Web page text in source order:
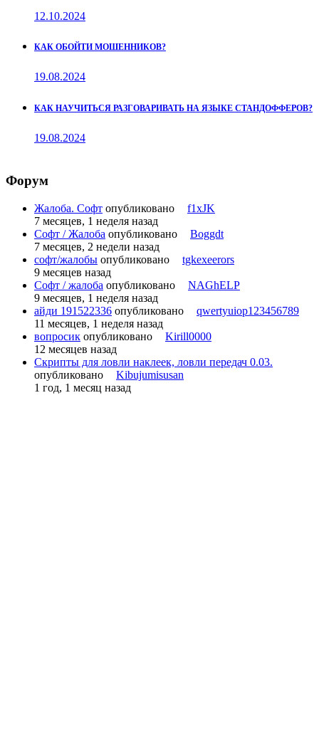
12.10.2024
КАК ОБОЙТИ МОШЕННИКОВ?
19.08.2024
КАК НАУЧИТЬСЯ РАЗГОВАРИВАТЬ НА ЯЗЫКЕ СТАНДОФФЕРОВ?
19.08.2024
Форум
Жалоба. Софт опубликовано
f1xJK
7 месяцев, 1 неделя назад
Софт / Жалоба опубликовано
Boggdt
7 месяцев, 2 недели назад
софт/жалобы опубликовано
tgkexeerors
9 месяцев назад
Софт / жалоба опубликовано
NAGhELP
9 месяцев, 1 неделя назад
айди 191522336 опубликовано
qwertyuiop123456789
11 месяцев, 1 неделя назад
вопросик опубликовано
Kirill0000
12 месяцев назад
Скрипты для ловли наклеек, ловли передач 0.03.
опубликовано
Kibujumisusan
1 год, 1 месяц назад